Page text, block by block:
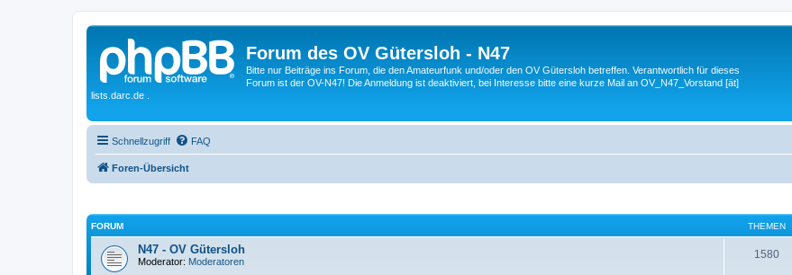
Forum des OV Gütersloh - N47
Bitte nur Beiträge ins Forum, die den Amateurfunk und/oder den OV Gütersloh betreffen. Verantwortlich für dieses
Forum ist der OV-N47! Die Anmeldung ist deaktiviert, bei Interesse bitte eine kurze Mail an OV_N47_Vorstand [ät]
lists.darc.de .
Schnellzugriff FAQ
Foren-Übersicht
FORUM THEMEN
N47 - OV Gütersloh
Moderator: Moderatoren
1580